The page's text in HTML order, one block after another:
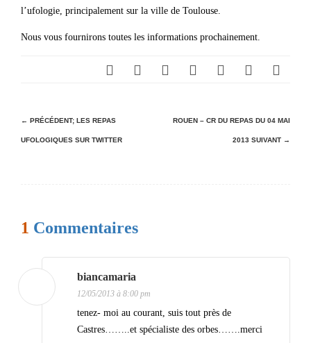
l’ufologie, principalement sur la ville de Toulouse.
Nous vous fournirons toutes les informations prochainement.
N
a
a
i
o
← PRÉCÉDENT; LES REPAS
UFOLOGIQUES SUR TWITTER
ROUEN – CR DU REPAS DU 04 MAI
2013 SUIVANT →
1 Commentaires
biancamaria
12/05/2013 à 8:00 pm
tenez- moi au courant, suis tout près de
Castres……..et spécialiste des orbes…….merci